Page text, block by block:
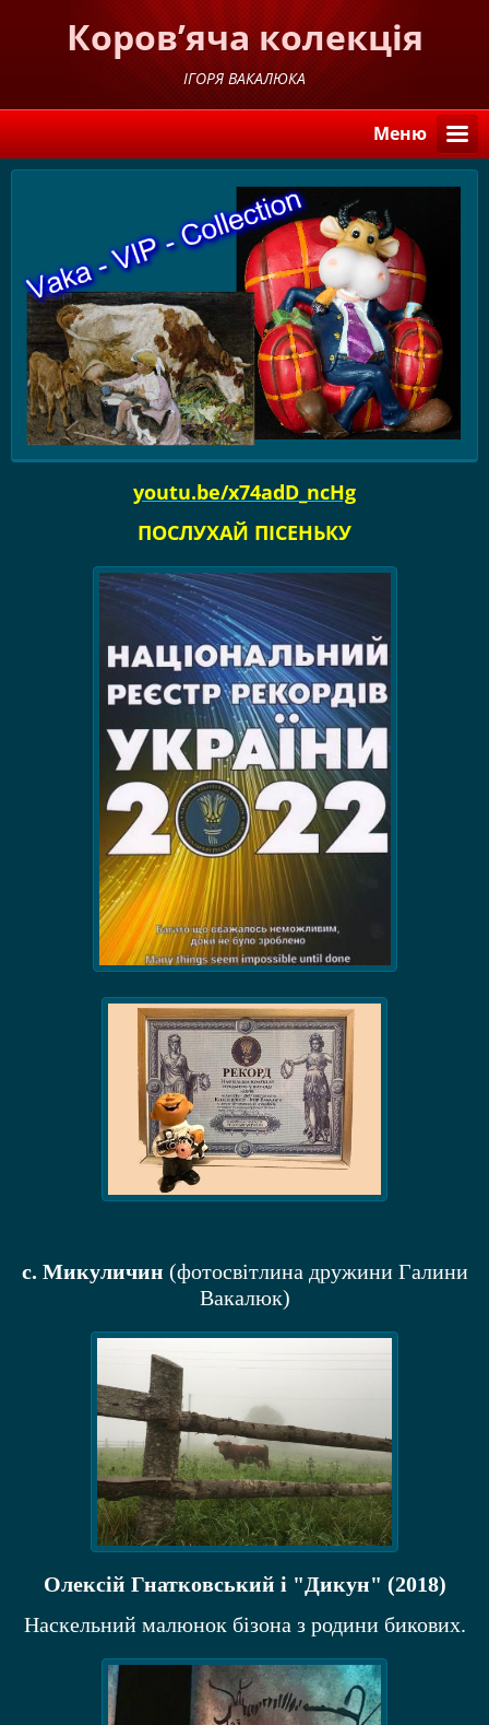
Коров’яча колекція
ІГОРЯ ВАКАЛЮКА
Меню
youtu.be/x74adD_ncHg
ПОСЛУХАЙ ПІСЕНЬКУ
c. Микуличин (фотосвітлина дружини Галини
Вакалюк)
Олексій Гнатковський і "Дикун" (2018)
Наскельний малюнок бізона з родини бикових.